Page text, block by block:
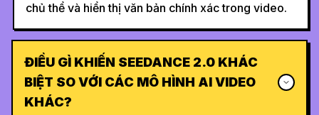
chủ thể và hiển thị văn bản chính xác trong video.
ĐIỀU GÌ KHIẾN SEEDANCE 2.0 KHÁC
BIỆT SO VỚI CÁC MÔ HÌNH AI VIDEO
KHÁC?